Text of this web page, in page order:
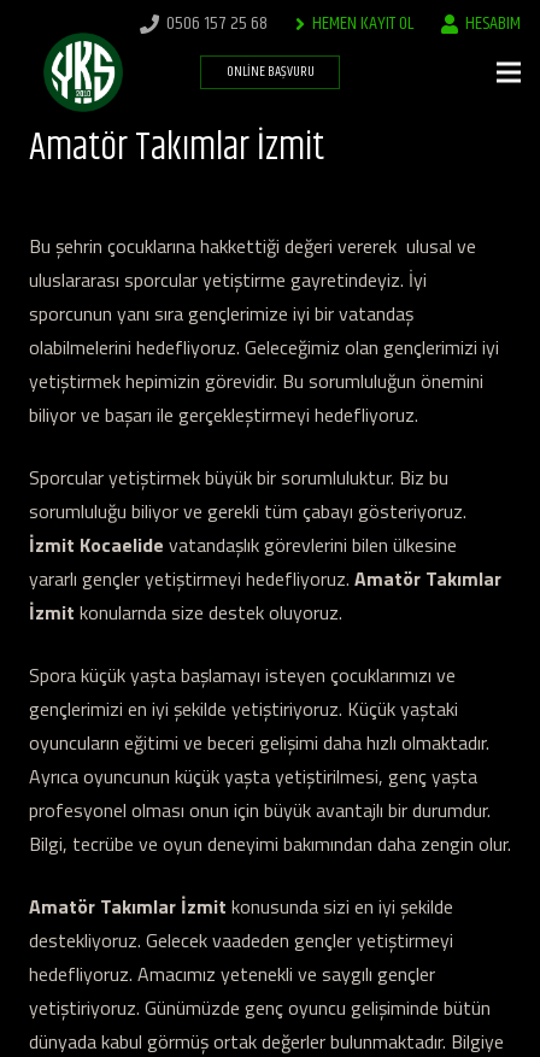
0506 157 25 68 HEMEN KAYIT OL HESABIM
ONLINE BAŞVURU
Amatör Takımlar İzmit
Bu şehrin çocuklarına hakkettiği değeri vererek ulusal ve
uluslararası sporcular yetiştirme gayretindeyiz. İyi
sporcunun yanı sıra gençlerimize iyi bir vatandaş
olabilmelerini hedefliyoruz. Geleceğimiz olan gençlerimizi iyi
yetiştirmek hepimizin görevidir. Bu sorumluluğun önemini
biliyor ve başarı ile gerçekleştirmeyi hedefliyoruz.
Sporcular yetiştirmek büyük bir sorumluluktur. Biz bu
sorumluluğu biliyor ve gerekli tüm çabayı gösteriyoruz.
İzmit Kocaelide vatandaşlık görevlerini bilen ülkesine
yararlı gençler yetiştirmeyi hedefliyoruz. Amatör Takımlar
İzmit konularnda size destek oluyoruz.
Spora küçük yaşta başlamayı isteyen çocuklarımızı ve
gençlerimizi en iyi şekilde yetiştiriyoruz. Küçük yaştaki
oyuncuların eğitimi ve beceri gelişimi daha hızlı olmaktadır.
Ayrıca oyuncunun küçük yaşta yetiştirilmesi, genç yaşta
profesyonel olması onun için büyük avantajlı bir durumdur.
Bilgi, tecrübe ve oyun deneyimi bakımından daha zengin olur.
Amatör Takımlar İzmit konusunda sizi en iyi şekilde
destekliyoruz. Gelecek vaadeden gençler yetiştirmeyi
hedefliyoruz. Amacımız yetenekli ve saygılı gençler
yetiştiriyoruz. Günümüzde genç oyuncu gelişiminde bütün
dünyada kabul görmüş ortak değerler bulunmaktadır. Bilgiye